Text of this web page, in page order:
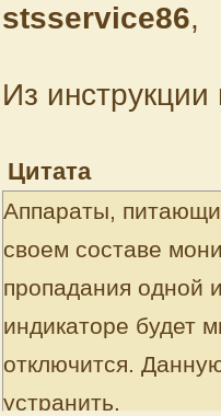
stsservice86,
Из инструкции
Цитата
Аппараты,
своем составе
пропадания одной
индикаторе будет
отключится.
устранить.